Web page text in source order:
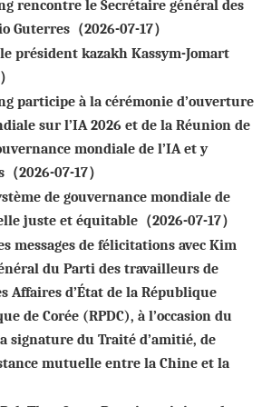
rencontre le Secrétaire général des
Guterres（2026-07-17）
président kazakh Kassym-Jomart
participe à la cérémonie d’ouverture
sur l’IA 2026 et de la Réunion de
mondiale de l’IA et y
2026-07-17）
de gouvernance mondiale de
juste et équitable（2026-07-17）
messages de félicitations avec Kim
du Parti des travailleurs de
Affaires d’État de la République
de Corée (RPDC), à l’occasion du
signature du Traité d’amitié, de
mutuelle entre la Chine et la